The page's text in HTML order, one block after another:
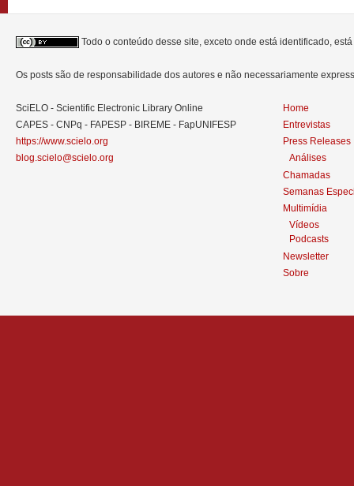
Todo o conteúdo desse site, exceto onde está identificado,
Os posts são de responsabilidade dos autores e não necessariamente
SciELO - Scientific Electronic Library Online
CAPES - CNPq - FAPESP - BIREME - FapUNIFESP
https://www.scielo.org
blog.scielo@scielo.org
Home
Entrevistas
Press Releases
Análises
Chamadas
Semanas
Multimídia
Vídeos
Podcasts
Newsletter
Sobre